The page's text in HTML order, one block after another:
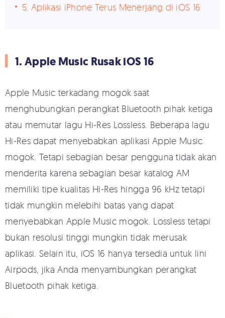
5. Aplikasi iPhone Terus Menerjang di iOS 16
1. Apple Music Rusak iOS 16
Apple Music terkadang mogok saat
menghubungkan perangkat Bluetooth pihak ketiga
atau memutar lagu Hi-Res Lossless. Beberapa lagu
Hi-Res dapat menyebabkan aplikasi Apple Music
mogok. Tetapi sebagian besar pengguna tidak akan
menderita karena sebagian besar katalog AM
memiliki tipe kualitas Hi-Res hingga 96 kHz tetapi
tidak mungkin melebihi batas yang dapat
menyebabkan Apple Music mogok. Lossless tetapi
bukan resolusi tinggi mungkin tidak merusak
aplikasi. Selain itu, iOS 16 hanya tersedia untuk lini
Airpods, jika Anda menyambungkan perangkat
Bluetooth pihak ketiga.